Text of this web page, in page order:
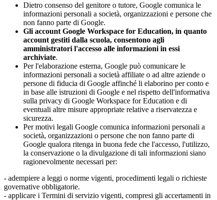
Dietro consenso del genitore o tutore, Google comunica le
informazioni personali a società, organizzazioni e persone che
non fanno parte di Google.
Gli account Google Workspace for Education, in quanto
account gestiti dalla scuola, consentono agli
amministratori l'accesso alle informazioni in essi
archiviate.
Per l'elaborazione esterna, Google può comunicare le
informazioni personali a società affiliate o ad altre aziende o
persone di fiducia di Google affinché li elaborino per conto e
in base alle istruzioni di Google e nel rispetto dell'informativa
sulla privacy di Google Workspace for Education e di
eventuali altre misure appropriate relative a riservatezza e
sicurezza.
Per motivi legali Google comunica informazioni personali a
società, organizzazioni o persone che non fanno parte di
Google qualora ritenga in buona fede che l'accesso, l'utilizzo,
la conservazione o la divulgazione di tali informazioni siano
ragionevolmente necessari per:
- adempiere a leggi o norme vigenti, procedimenti legali o richieste
governative obbligatorie.
- applicare i Termini di servizio vigenti, compresi gli accertamenti in